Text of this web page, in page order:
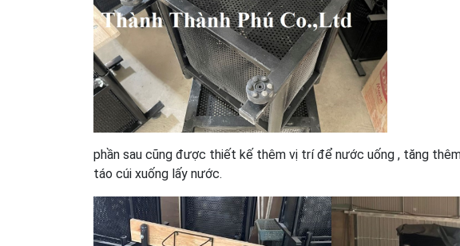
phần sau cũng được thiết kế thêm vị trí để nước uống , tăng
táo cúi xuống lấy nước.